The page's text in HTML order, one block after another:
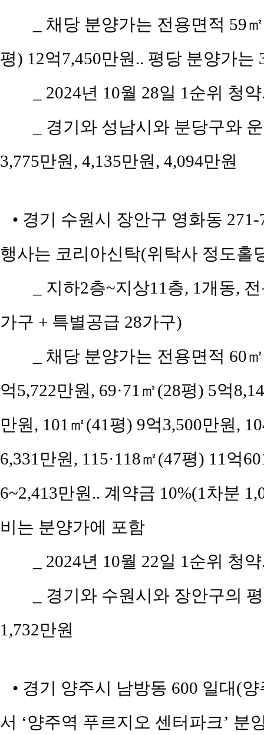
_ 채당 분양가는 전용면적 59
평) 12억7,450만원.. 평당 분양가는
_ 2024년 10월 28일 1순위 청
_ 경기와 성남시와 분당구와
3,775만원, 4,135만원, 4,094만원
• 경기 수원시 장안구 영화동
행사는 코리아신탁(위탁사 정도홀
_ 지하2층~지상11층, 1개동,
가구 + 특별공급 28가구)
_ 채당 분양가는 전용면적 60
억5,722만원, 69·71㎡(28평) 5억
만원, 101㎡(41평) 9억3,500만원,
6,331만원, 115·118㎡(47평) 11억
6~2,413만원.. 계약금 10%(1차분
비는 분양가에 포함
_ 2024년 10월 22일 1순위 청
_ 경기와 수원시와 장안구의
1,732만원
• 경기 양주시 남방동 600 일대(
서 ‘양주역 푸르지오 센터파크’ 분